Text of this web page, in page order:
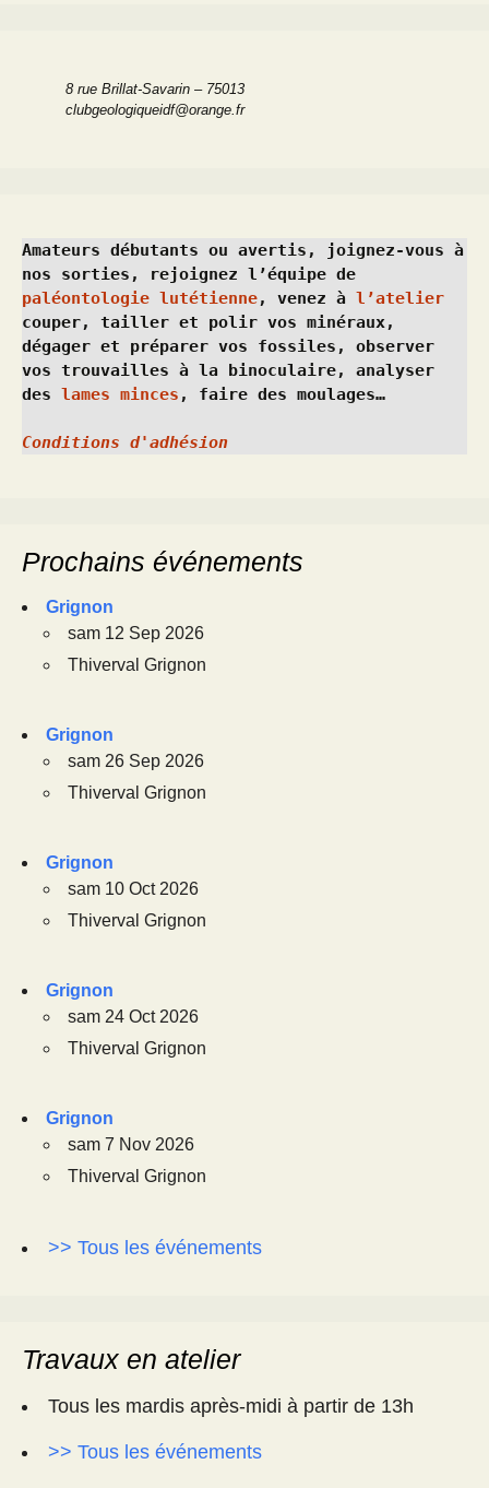
8 rue Brillat-Savarin – 75013
clubgeologiqueidf@orange.fr
Amateurs débutants ou avertis, joignez-vous à
paléontologie lutétienne, venez à l’atelier
couper, tailler et polir vos minéraux,
dégager et préparer vos fossiles, observer
vos trouvailles à la binoculaire, analyser
des lames minces , faire des moulages…
Conditions d'adhésion
Prochains événements
Grignon
sam 12 Sep 2026
Thiverval Grignon
Grignon
sam 26 Sep 2026
Thiverval Grignon
Grignon
sam 10 Oct 2026
Thiverval Grignon
Grignon
sam 24 Oct 2026
Thiverval Grignon
Grignon
sam 7 Nov 2026
Thiverval Grignon
>> Tous les événements
Travaux en atelier
Tous les mardis après-midi à partir de 13h
>> Tous les événements